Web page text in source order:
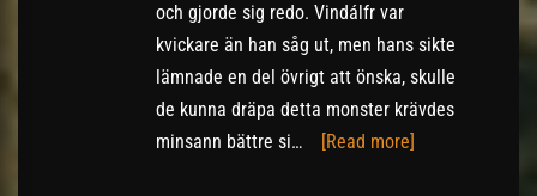
och gjorde sig redo. Vindálfr var
kvickare än han såg ut, men hans sikte
lämnade en del övrigt att önska, skulle
de kunna dräpa detta monster krävdes
minsann bättre si…
[Read more]